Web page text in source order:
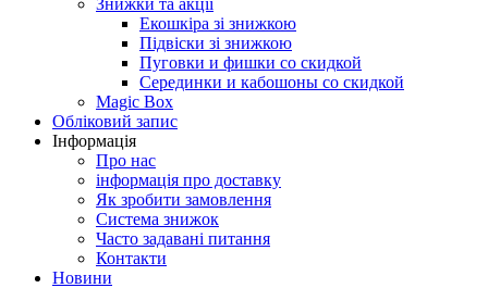
Знижки та акції
Екошкіра зі знижкою
Підвіски зі знижкою
Пуговки и фишки со скидкой
Серединки и кабошоны со скидкой
Magic Box
Обліковий запис
Інформація
Про нас
інформація про доставку
Як зробити замовлення
Система знижок
Часто задавані питання
Контакти
Новини